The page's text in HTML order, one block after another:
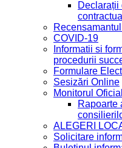
Declarații
contractual
COVID-19
Informatii si
procedurii
Formulare
Sesizări Online
Monitorul
Rapoarte
ALEGERI
Solicitare